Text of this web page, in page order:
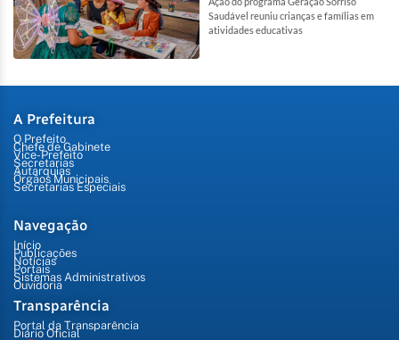
Saudável reuniu crianças e famílias em
atividades educativas
A Prefeitura
O Prefeito
Chefe de Gabinete
Vice-Prefeito
Secretarias
Autarquias
Órgãos Municipais
Secretarias Especiais
Navegação
Início
Publicações
Notícias
Portais
Sistemas Administrativos
Ouvidoria
Transparência
Portal da Transparência
Diário Oficial